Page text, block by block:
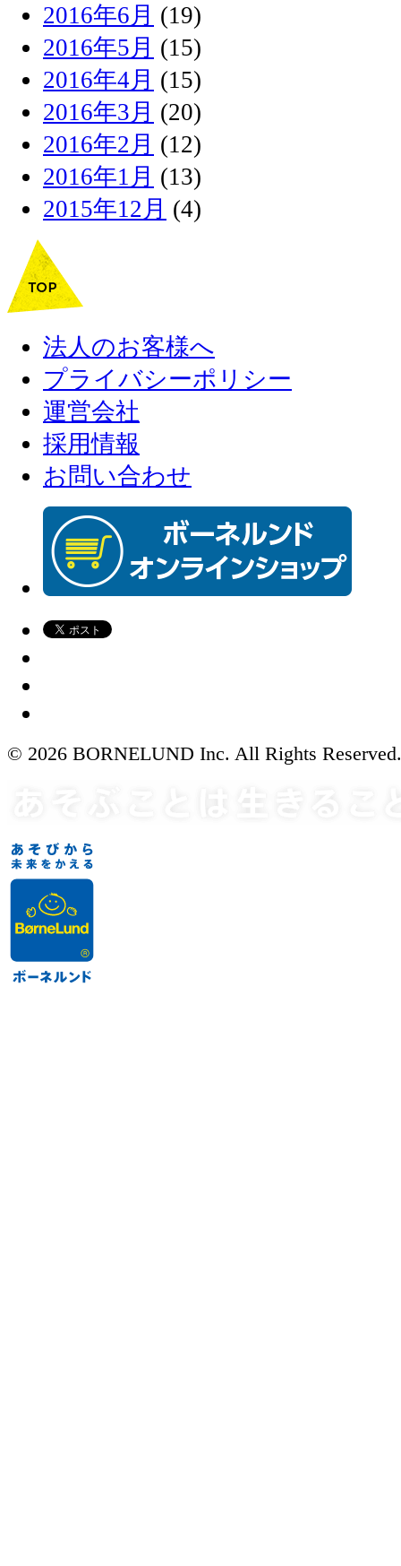
2016年6月 (19)
2016年5月 (15)
2016年4月 (15)
2016年3月 (20)
2016年2月 (12)
2016年1月 (13)
2015年12月 (4)
法人のお客様へ
プライバシーポリシー
運営会社
採用情報
お問い合わせ
© 2026 BORNELUND Inc. All Rights Reserved.